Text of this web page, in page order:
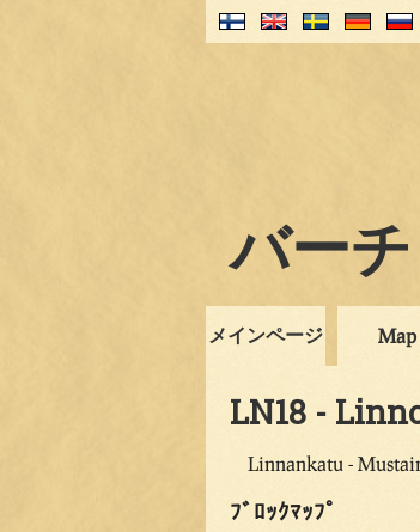
バー
メインページ Map
LN18 -
Linnankatu -
ﾌﾞﾛｯｸﾏｯﾌﾟ